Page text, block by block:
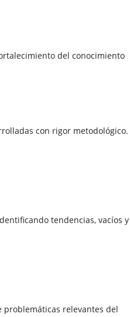
del conocimiento
con rigor metodológico.
tendencias, vacíos y
relevantes del